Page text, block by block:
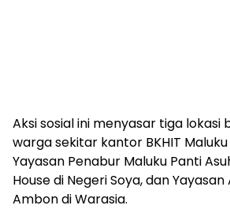
Aksi sosial ini menyasar tiga lokasi
warga sekitar kantor BKHIT
Yayasan Penabur Maluku Panti
House di Negeri Soya, dan
Ambon di Warasia.